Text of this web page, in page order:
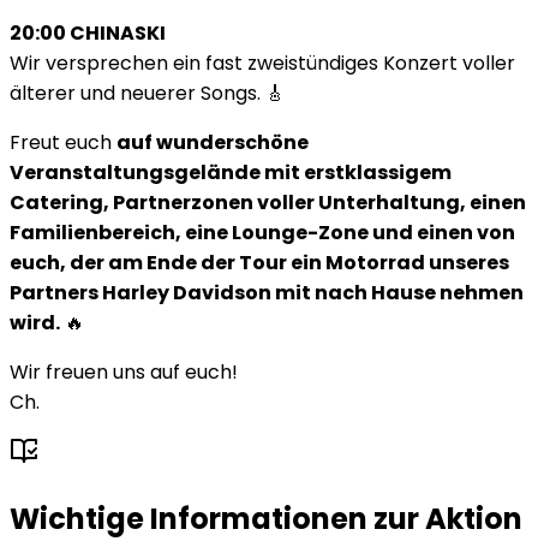
20:00 CHINASKI
Wir versprechen ein fast zweistündiges Konzert voller
älterer und neuerer Songs. 🎸
Freut euch auf wunderschöne
Veranstaltungsgelände mit erstklassigem
Catering, Partnerzonen voller Unterhaltung, einen
Familienbereich, eine Lounge-Zone und einen von
euch, der am Ende der Tour ein Motorrad unseres
Partners Harley Davidson mit nach Hause nehmen
wird. 🔥
Wir freuen uns auf euch!
Ch.
Wichtige Informationen zur Aktion